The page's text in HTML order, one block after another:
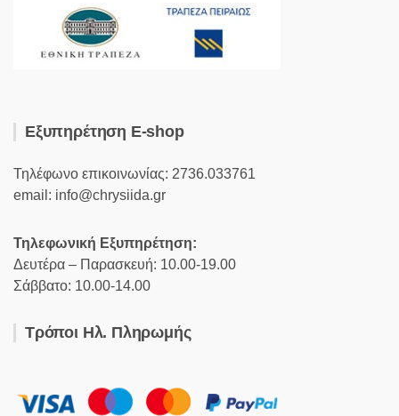
Εξυπηρέτηση E-shop
Τηλέφωνο επικοινωνίας: 2736.033761
email: info@chrysiida.gr
Τηλεφωνική Εξυπηρέτηση:
Δευτέρα – Παρασκευή: 10.00-19.00
Σάββατο: 10.00-14.00
Τρόποι Ηλ. Πληρωμής